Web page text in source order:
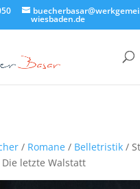
wiesbaden.de
/ Romane/ Belletristik/
letzte Walstatt